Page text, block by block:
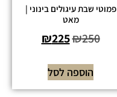
פמוטי שבת עיגולים בינוני |
מאט
₪250
₪225
הוספה לסל